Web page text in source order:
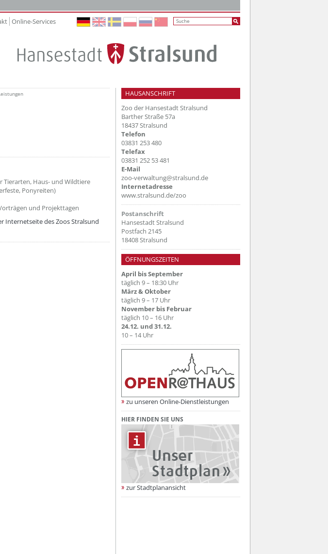
Online-Services
Haus- und Wildtiere
Ponyreiten)
und Projekttagen
Internetseite des Zoos Stralsund
HAUSANSCHRIFT
Zoo der Hansestadt Stralsund
Barther Straße 57a
18437 Stralsund
Telefon
03831 253 480
Telefax
03831 252 53 481
E-Mail
zoo-verwaltung@stralsund.de
Internetadresse
www.stralsund.de/zoo
Postanschrift
Hansestadt Stralsund
Postfach 2145
18408 Stralsund
ÖFFNUNGSZEITEN
April bis September
täglich 9 – 18:30 Uhr
März & Oktober
täglich 9 – 17 Uhr
November bis Februar
täglich 10 – 16 Uhr
24.12. und 31.12.
10 – 14 Uhr
zu unseren Online-Dienstleistungen
HIER FINDEN SIE UNS
zur Stadtplanansicht